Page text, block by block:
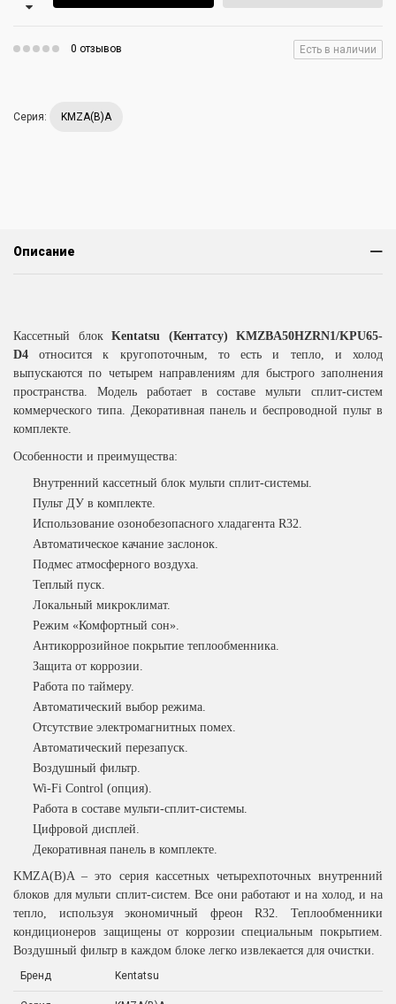
0 отзывов Есть в наличии
Серия: KMZA(B)A
Описание
Кассетный блок Kentatsu (Кентатсу) KMZBA50HZRN1/KPU65-
D4
относится к кругопоточным, то есть и тепло, и холод
выпускаются по четырем направлениям для быстрого заполнения
пространства. Модель работает в составе мульти сплит-систем
коммерческого типа. Декоративная панель и беспроводной пульт в
комплекте.
Особенности и преимущества:
Внутренний кассетный блок мульти сплит-системы.
Пульт ДУ в комплекте.
Использование озонобезопасного хладагента R32.
Автоматическое качание заслонок.
Подмес атмосферного воздуха.
Теплый пуск.
Локальный микроклимат.
Режим «Комфортный сон».
Антикоррозийное покрытие теплообменника.
Защита от коррозии.
Работа по таймеру.
Автоматический выбор режима.
Отсутствие электромагнитных помех.
Автоматический перезапуск.
Воздушный фильтр.
Wi-Fi Control (опция).
Работа в составе мульти-сплит-системы.
Цифровой дисплей.
Декоративная панель в комплекте.
KMZA(B)A – это серия кассетных четырехпоточных внутренний
блоков для мульти сплит-систем. Все они работают и на холод, и на
тепло, используя экономичный фреон R32. Теплообменники
кондиционеров защищены от коррозии специальным покрытием.
Воздушный фильтр в каждом блоке легко извлекается для очистки.
Бренд Kentatsu